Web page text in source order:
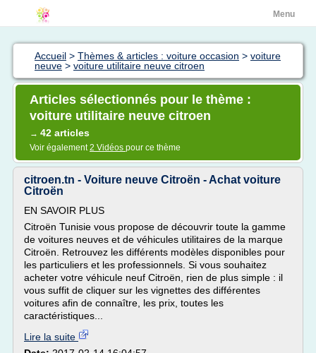
Menu
Accueil > Thèmes & articles : voiture occasion > voiture
neuve > voiture utilitaire neuve citroen
Articles sélectionnés pour le thème :
voiture utilitaire neuve citroen
→ 42 articles
Voir également2 Vidéos pour ce thème
citroen.tn - Voiture neuve Citroën - Achat voiture
Citroën
EN SAVOIR PLUS
Citroën Tunisie vous propose de découvrir toute la gamme
de voitures neuves et de véhicules utilitaires de la marque
Citroën. Retrouvez les différents modèles disponibles pour
les particuliers et les professionnels. Si vous souhaitez
acheter votre véhicule neuf Citroën, rien de plus simple : il
vous suffit de cliquer sur les vignettes des différentes
voitures afin de connaître, les prix, toutes les
caractéristiques...
Lire la suite